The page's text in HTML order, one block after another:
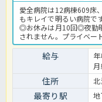
愛全病院は12病棟609床
もキレイで明るい病院で
◎お休みは月10回◎夜勤
されません。プライベー
き方ができますよ♪介護
長く安定した働き方を
りのスタッフも多くい
の介護業務全般です。
給与
住所
最寄り駅